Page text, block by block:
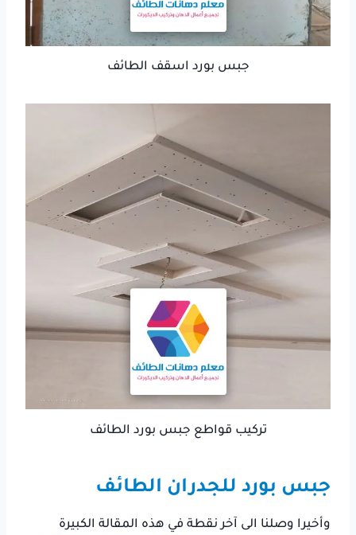
جبس بورد اسقف الطائف
تركيب قواطع جبس بورد الطائف
جبس بورد للجدران الطائف
وأخيرا وصلنا الى آخر نقطة في هذه المقالة الكبيرة